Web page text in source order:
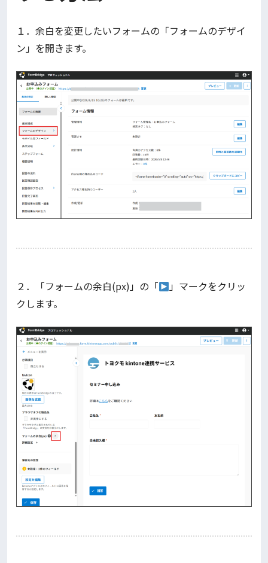
１．余白を変更したいフォームの「フォームのデザイ
ン」を開きます。
２．「フォームの余白(px)」の「
」マークをクリッ
クします。